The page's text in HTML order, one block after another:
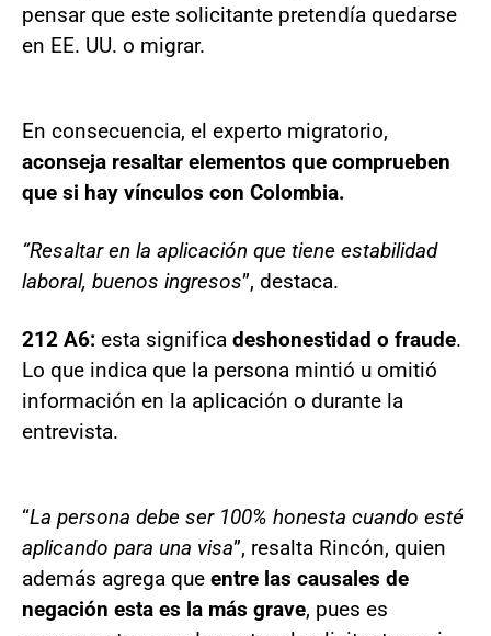
pensar que este solicitante pretendía quedarse
en EE. UU. o migrar.
En consecuencia, el experto migratorio,
aconseja resaltar elementos que comprueben
que si hay vínculos con Colombia.
“Resaltar en la aplicación que tiene estabilidad
laboral, buenos ingresos”, destaca.
212 A6: esta significa deshonestidad o fraude.
Lo que indica que la persona mintió u omitió
información en la aplicación o durante la
entrevista.
“La persona debe ser 100% honesta cuando esté
aplicando para una visa”, resalta Rincón, quien
además agrega que entre las causales de
negación esta es la más grave, pues es